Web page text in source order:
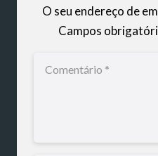
O seu endereço de
Campos